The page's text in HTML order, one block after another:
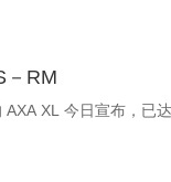
－RM
XL 今日宣布，已